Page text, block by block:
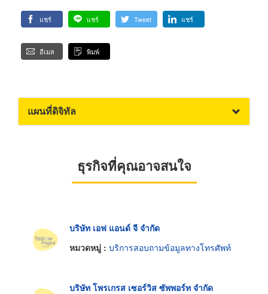
แชร์ แชร์ Tweet แชร์
อีเมล พิมพ์
แผนที่ดิจิทัล
ธุรกิจที่คุณอาจสนใจ
บริษัท เอฟ แอนด์ จี จำกัด
หมวดหมู่ : บริการสอบถามข้อมูลทางโทรศัพท์
บริษัท โพรเกรส เซอร์วิส ซัพพอร์ท จำกัด